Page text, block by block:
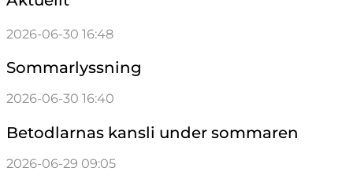
2026-06-30 16:48
Sommarlyssning
2026-06-30 16:40
Betodlarnas kansli under sommaren
2026-06-29 09:05